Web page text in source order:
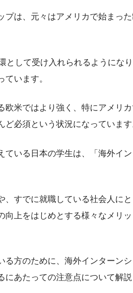
は、元々はアメリカで始まった
して受け入れられるようになり
います。
欧米ではより強く、特にアメリ
必須という状況になっています
ている日本の学生は、「海外イン
、すでに就職している社会人にと
上をはじめとする様々なメリッ
る方のために、海外インターンシ
にあたっての注意点について解説